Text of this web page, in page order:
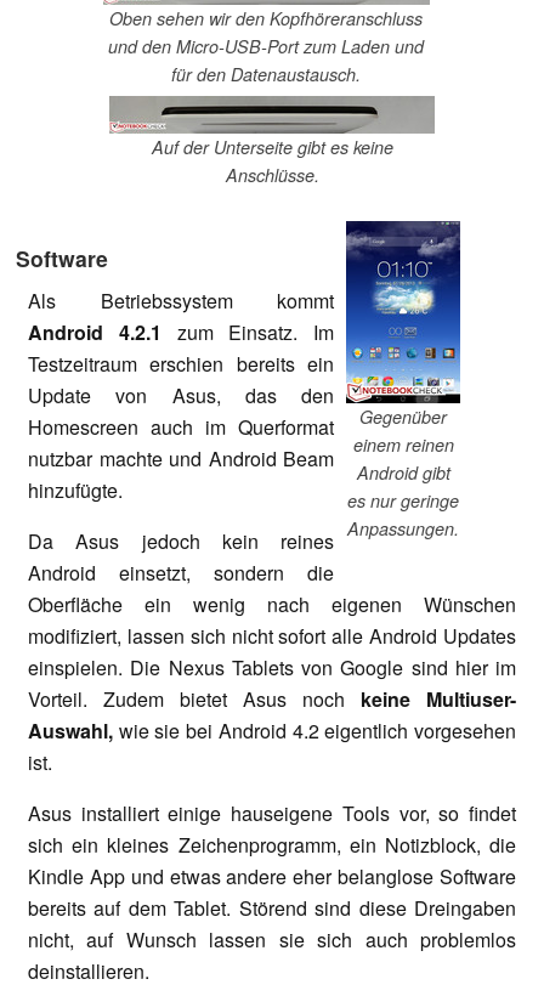
Oben sehen wir den Kopfhöreranschluss
und den Micro-USB-Port zum Laden und
für den Datenaustausch.
Auf der Unterseite gibt es keine
Anschlüsse.
Gegenüber
einem reinen
Android gibt
es nur geringe
Anpassungen.
Software
Als Betriebssystem kommt
Android 4.2.1
zum Einsatz. Im
Testzeitraum erschien bereits ein
Update von Asus, das den
Homescreen auch im Querformat
nutzbar machte und Android Beam
hinzufügte.
Da Asus jedoch kein reines
Android einsetzt, sondern die
Oberfläche ein wenig nach eigenen Wünschen
modifiziert, lassen sich nicht sofort alle Android Updates
einspielen. Die Nexus Tablets von Google sind hier im
Vorteil. Zudem bietet Asus noch keine Multiuser-
Auswahl, wie sie bei Android 4.2 eigentlich vorgesehen
ist.
Asus installiert einige hauseigene Tools vor, so findet
sich ein kleines Zeichenprogramm, ein Notizblock, die
Kindle App und etwas andere eher belanglose Software
bereits auf dem Tablet. Störend sind diese Dreingaben
nicht, auf Wunsch lassen sie sich auch problemlos
deinstallieren.